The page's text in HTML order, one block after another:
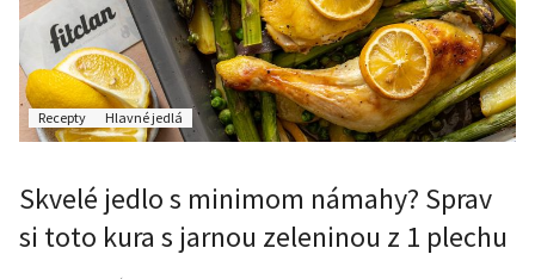
Recepty Hlavné jedlá
Skvelé jedlo s minimom námahy? Sprav
si toto kura s jarnou zeleninou z 1 plechu